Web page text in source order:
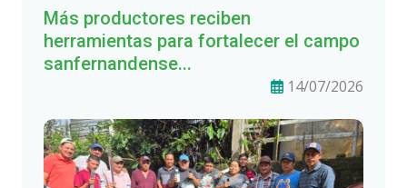
Más productores reciben
herramientas para fortalecer el campo
sanfernandense...
14/07/2026